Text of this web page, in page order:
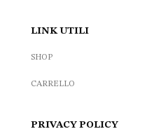
LINK UTILI
SHOP
CARRELLO
PRIVACY POLICY